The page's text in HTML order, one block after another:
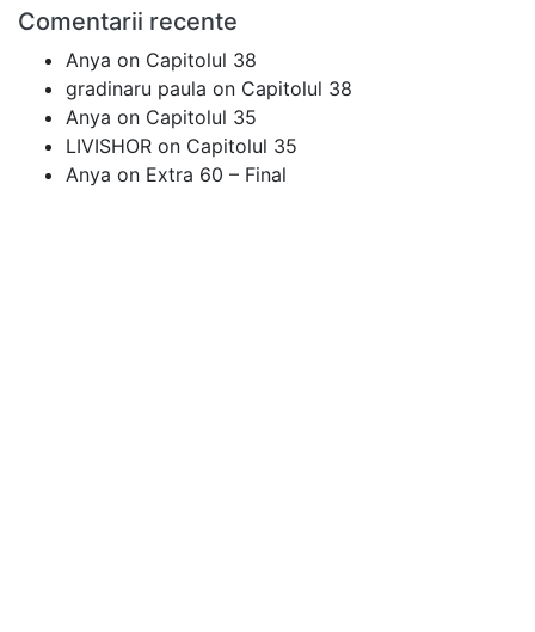
Comentarii recente
Anya on Capitolul 38
gradinaru paula on Capitolul 38
Anya on Capitolul 35
LIVISHOR on Capitolul 35
Anya on Extra 60 – Final